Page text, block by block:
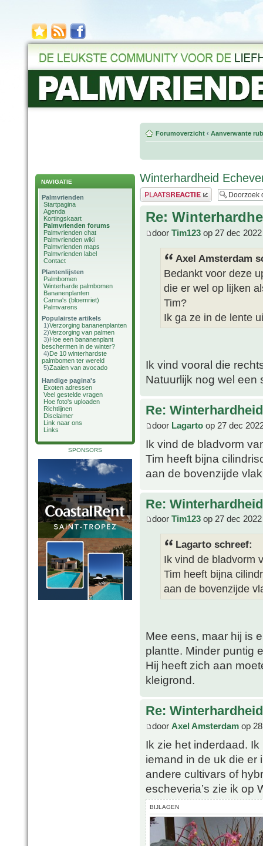
NAVIGATIE
Palmvrienden
Startpagina
Agenda
Kortingskaart
Palmvrienden forums
Palmvrienden chat
Palmvrienden wiki
Palmvrienden maps
Palmvrienden label
Contact
Plantenlijsten
Palmbomen
Winterharde palmbomen
Bananenplanten
Canna's (bloemriet)
Palmvarens
Populairste artikels
1)Verzorging bananenplanten
2)Verzorging van palmen
3)Hoe een bananenplant
beschermen in de winter?
4)De 10 winterhardste
palmbomen ter wereld
5)Zaaien van avocado
Handige pagina's
Exoten adressen
Veel gestelde vragen
Hoe foto's uploaden
Richtlijnen
Disclaimer
Link naar ons
Links
SPONSORS
Forumoverzicht ‹ Aanverwante
Winterhardheid
Plaats een reactie
Re:
door Tim123 op 27 dec
Axel Amsterdam
Bedankt voor deze
die er wel op lijken
Tim?
Ik ga ze in de lente
Ik vind vooral die
Natuurlijk nog wel een
Re:
door Lagarto op 27 dec
Ik vind de bladvorm
Tim heeft bijna
aan de bovenzijde
Re:
door Tim123 op 27 dec
Lagarto schreef:
Ik vind de bladvorm
Tim heeft bijna
aan de bovenzijde
Mee eens, maar hij is
plantte. Minder puntig
Hij heeft zich aan
kleigrond.
Re:
door Axel Amsterdam op
Ik zie het inderdaad.
iemand in de uk die er
andere cultivars of
escheveria’s zie ik op
BIJLAGEN